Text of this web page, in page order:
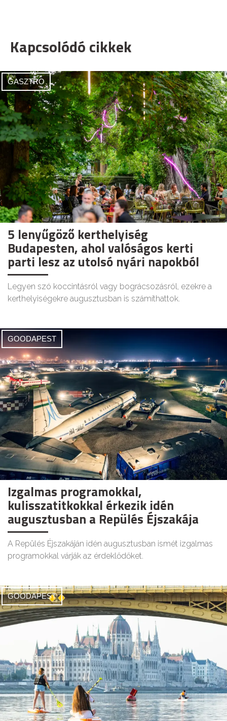
Kapcsolódó cikkek
GASZTRO
5 lenyűgöző kerthelyiség
Budapesten, ahol valóságos kerti
parti lesz az utolsó nyári napokból
Legyen szó koccintásról vagy bográcsozásról, ezekre a
kerthelyiségekre augusztusban is számíthattok.
GOODAPEST
Izgalmas programokkal,
kulisszatitkokkal érkezik idén
augusztusban a Repülés Éjszakája
A Repülés Éjszakáján idén augusztusban ismét izgalmas
programokkal várják az érdeklődőket.
GOODAPEST